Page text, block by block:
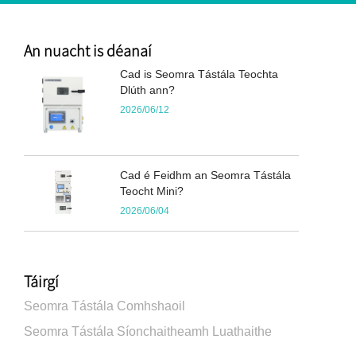
An nuacht is déanaí
Cad is Seomra Tástála Teochta
Dlúth ann?
2026/06/12
Cad é Feidhm an Seomra Tástála
Teocht Mini?
2026/06/04
Táirgí
Seomra Tástála Comhshaoil
Seomra Tástála Síonchaitheamh Luathaithe